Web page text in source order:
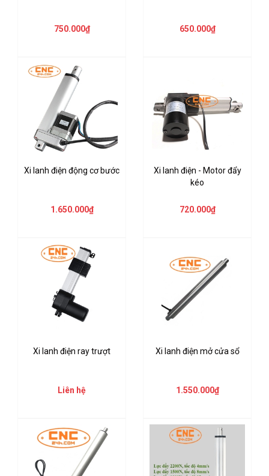
750.000₫ 650.000₫
Xi lanh điện động cơ bước
1.650.000₫
Xi lanh điện - Motor đẩy
kéo
720.000₫
Xi lanh điện ray trượt
Liên hệ
Xi lanh điện mở cửa sổ
1.550.000₫